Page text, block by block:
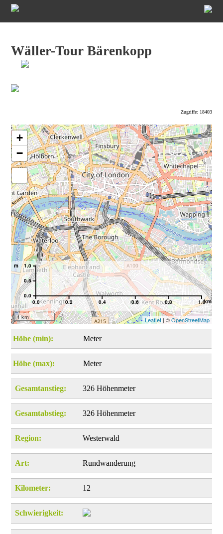
Wäller-Tour Bärenkopp
Zugriffe: 18403
+
−
0.0 0.2 0.4 0.6 0.8 1.0km
0.0
0.5
1.0
m
1 km Leaflet| ©OpenStreetMap
Höhe (min): Meter
Höhe (max): Meter
Gesamtanstieg: 326 Höhenmeter
Gesamtabstieg: 326 Höhenmeter
Region: Westerwald
Art: Rundwanderung
Kilometer: 12
Schwierigkeit: